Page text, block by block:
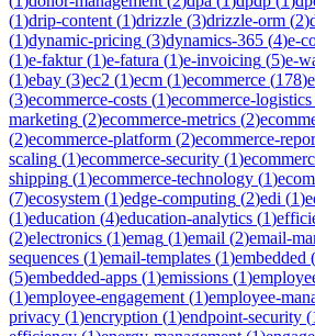
(1)drip-content (1)drizzle (3)drizzle-orm (2)
(1)dynamic-pricing (3)dynamics-365 (4)e-
(1)e-faktur(1)e-fatura (1)e-invoicing (5)e-
(1)ebay (3)ec2 (1)ecm (1)ecommerce (178)
(3)ecommerce-costs (1)ecommerce-logistics
marketing (2)ecommerce-metrics (2)
(2)ecommerce-platform (2)ecommerce-
scaling (1)ecommerce-security (1)
shipping (1)ecommerce-technology (1)
(7)ecosystem (1)edge-computing (2)edi (1)
(1)education (4)education-analytics (1)
(2)electronics (1)emag (1)email (2)email-
sequences (1)email-templates (1)embedded (
(5)embedded-apps (1)emissions (1)
(1)employee-engagement (1)employee-
privacy (1)encryption (1)endpoint-security (